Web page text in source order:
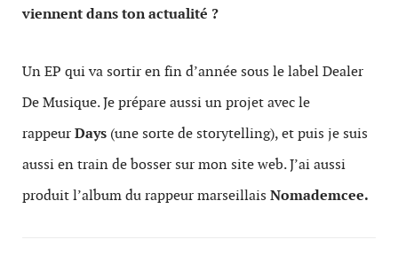
viennent dans ton actualité ?
Un EP qui va sortir en fin d’année sous le label Dealer
De Musique. Je prépare aussi un projet avec le
rappeurDays (une sorte de storytelling), et puis je suis
aussi en train de bosser sur mon site web. J’ai aussi
produit l’album du rappeur marseillais Nomademcee.